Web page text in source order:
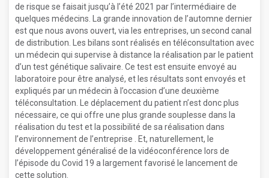
de risque se faisait jusqu’à l’été 2021 par l’intermédiaire de
quelques médecins. La grande innovation de l’automne dernier
est que nous avons ouvert, via les entreprises, un second canal
de distribution. Les bilans sont réalisés en téléconsultation avec
un médecin qui supervise à distance la réalisation par le patient
d’un test génétique salivaire. Ce test est ensuite envoyé au
laboratoire pour être analysé, et les résultats sont envoyés et
expliqués par un médecin à l’occasion d’une deuxième
téléconsultation. Le déplacement du patient n’est donc plus
nécessaire, ce qui offre une plus grande souplesse dans la
réalisation du test et la possibilité de sa réalisation dans
l’environnement de l’entreprise . Et, naturellement, le
développement généralisé de la vidéoconférence lors de
l’épisode du Covid 19 a largement favorisé le lancement de
cette solution.